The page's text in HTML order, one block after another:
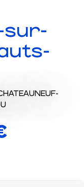
sur-